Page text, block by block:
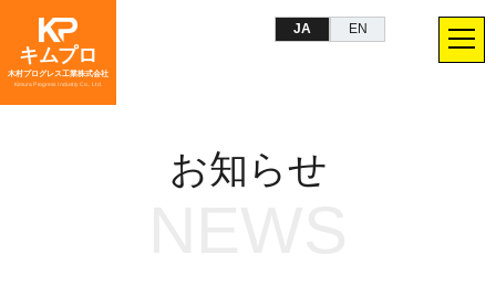
キムプロ
木村プログレス工業株式会社
Kimura Progress Industry Co., Ltd.
JA EN
お知らせ